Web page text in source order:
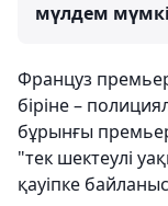
мүлдем
Француз
біріне –
бұрынғы
"тек шектеулі
қауіпке